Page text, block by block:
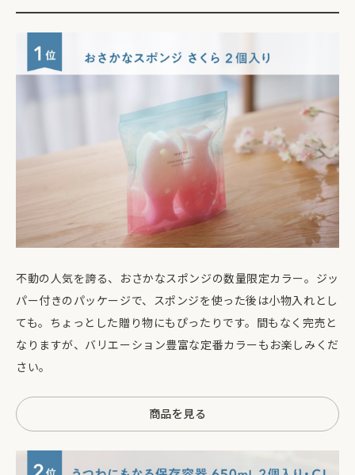
不動の人気を誇る、おさかなスポンジの数量限定カラー。ジッ
パー付きのパッケージで、スポンジを使った後は小物入れとし
ても。ちょっとした贈り物にもぴったりです。間もなく完売と
なりますが、バリエーション豊富な定番カラーもお楽しみくだ
さい。
商品を見る